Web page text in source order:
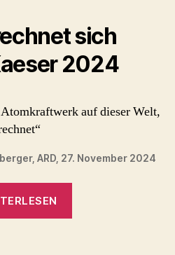
sich
2024
auf dieser Welt,
ARD, 27. November 2024